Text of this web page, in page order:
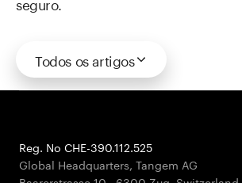
Todos os artigos
Reg. No CHE-390.112.525
Global Headquarters, Tangem AG